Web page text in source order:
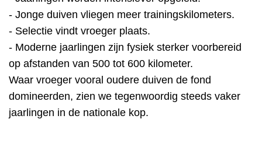
- Jonge duiven vliegen meer trainingskilometers.
- Selectie vindt vroeger plaats.
- Moderne jaarlingen zijn fysiek sterker voorbereid
op afstanden van 500 tot 600 kilometer.
Waar vroeger vooral oudere duiven de fond
domineerden, zien we tegenwoordig steeds vaker
jaarlingen in de nationale kop.